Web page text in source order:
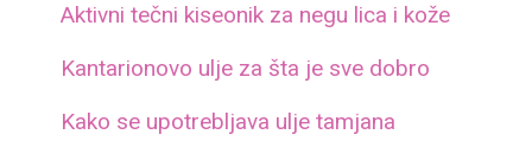
Aktivni tečni kiseonik za negu lica i kože
Kantarionovo ulje za šta je sve dobro
Kako se upotrebljava ulje tamjana